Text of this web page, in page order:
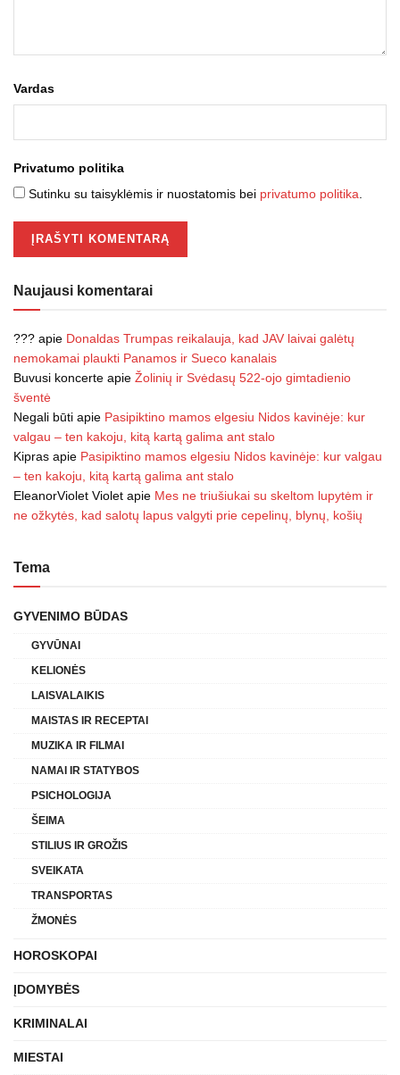
Vardas
Privatumo politika
Sutinku su taisyklėmis ir nuostatomis bei privatumo politika
Naujausi komentarai
??? apie Donaldas Trumpas reikalauja, kad JAV laivai galėtų
nemokamai plaukti Panamos ir Sueco kanalais
Buvusi koncerte apie Žolinių ir Svėdasų 522-ojo gimtadienio
šventė
Negali būti apie Pasipiktino mamos elgesiu Nidos kavinėje: kur
valgau – ten kakoju, kitą kartą galima ant stalo
Kipras apie Pasipiktino mamos elgesiu Nidos kavinėje: kur valgau
– ten kakoju, kitą kartą galima ant stalo
EleanorViolet Violet apie Mes ne triušiukai su skeltom lupytėm ir
ne ožkytės, kad salotų lapus valgyti prie cepelinų, blynų, košių
Tema
GYVENIMO BŪDAS
GYVŪNAI
KELIONĖS
LAISVALAIKIS
MAISTAS IR RECEPTAI
MUZIKA IR FILMAI
NAMAI IR STATYBOS
PSICHOLOGIJA
ŠEIMA
STILIUS IR GROŽIS
SVEIKATA
TRANSPORTAS
ŽMONĖS
HOROSKOPAI
ĮDOMYBĖS
KRIMINALAI
MIESTAI